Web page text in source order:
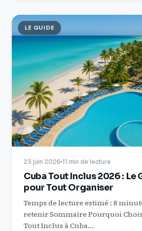
LE GUIDE
23 juin 2026 11 min de lecture
Cuba Tout Inclus 2026 : Le
pour Tout Organiser
Temps de lecture estimé : 8
retenir Sommaire Pourquoi
Tout Inclus à Cuba…